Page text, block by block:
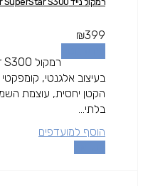
₪399
בעיצוב אלגנטי,
הקטן יחסית, עוצמת השמע
בלתי...
הוסף למועדפים